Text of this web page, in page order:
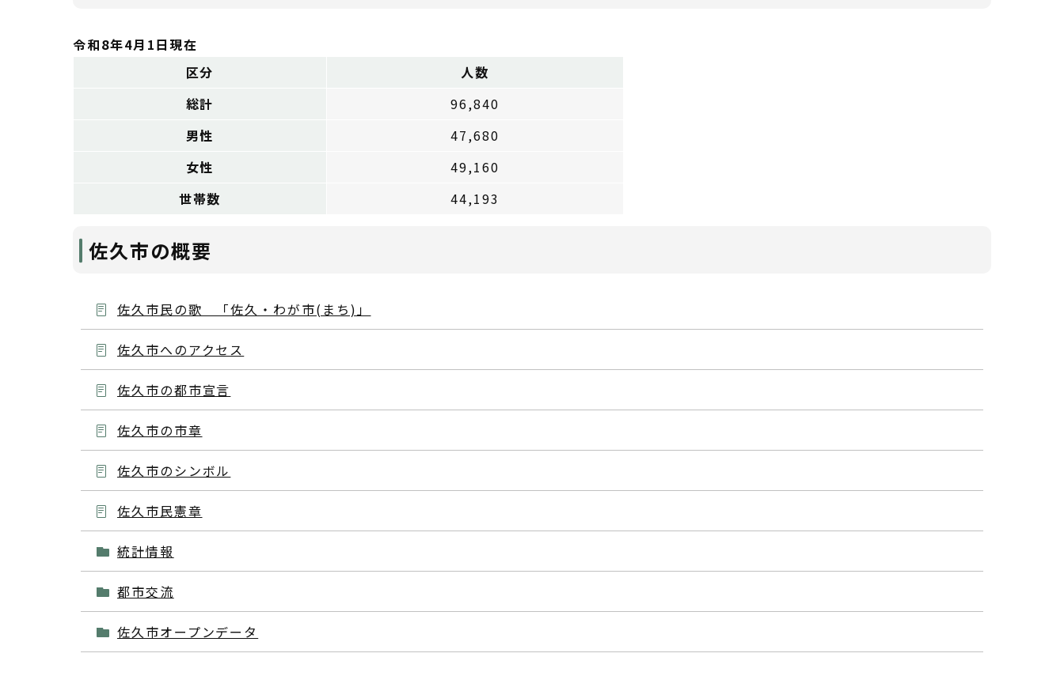
令和8年4月1日現在
区分
人数
総計
96,840
男性
47,680
女性
49,160
世帯数
44,193
佐久市の概要
佐久市民の歌 「佐久・わが市(まち)」
佐久市へのアクセス
佐久市の都市宣言
佐久市の市章
佐久市のシンボル
佐久市民憲章
統計情報
都市交流
佐久市オープンデータ